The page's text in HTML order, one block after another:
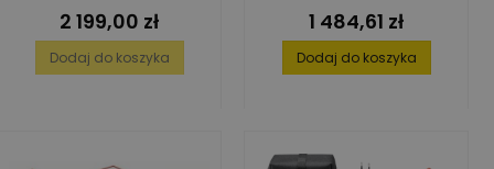
Cena
2 199,00 zł
Dodaj do koszyka
Cena
1 484,61 zł
Dodaj do koszyka